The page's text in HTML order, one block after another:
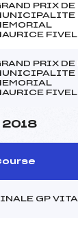
PRIX DE
FIVEL
PRIX DE
FIVEL
2018
GP